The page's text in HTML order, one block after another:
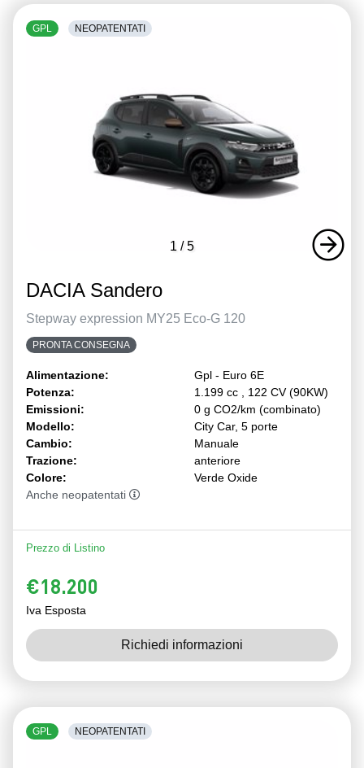
1 /5
GPL NEOPATENTATI
DACIA Sandero
Stepway expression MY25 Eco-G 120
PRONTA CONSEGNA
Alimentazione:
Gpl - Euro 6E
Potenza:
1.199 cc , 122 CV (90KW)
Emissioni:
0 g CO2/km (combinato)
Modello:
City Car, 5 porte
Cambio:
Manuale
Trazione:
anteriore
Colore:
Verde Oxide
Anche neopatentati
Prezzo di Listino
€18.200
Iva Esposta
Richiedi informazioni
GPL NEOPATENTATI